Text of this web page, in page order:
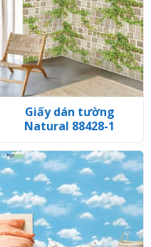
Giấy dán tường
Natural 88428-1